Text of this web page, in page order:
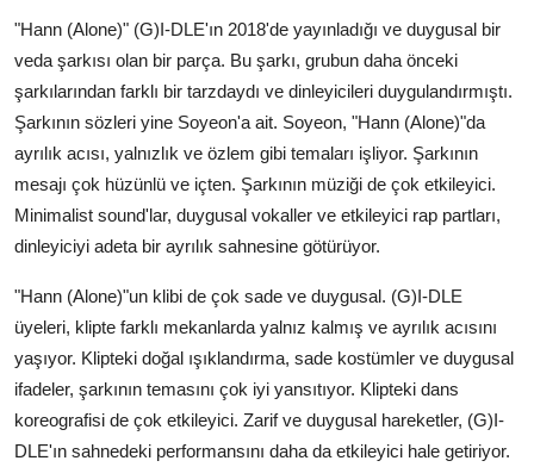
"Hann (Alone)" (G)I-DLE'ın 2018'de yayınladığı ve duygusal bir
veda şarkısı olan bir parça. Bu şarkı, grubun daha önceki
şarkılarından farklı bir tarzdaydı ve dinleyicileri duygulandırmıştı.
Şarkının sözleri yine Soyeon'a ait. Soyeon, "Hann (Alone)"da
ayrılık acısı, yalnızlık ve özlem gibi temaları işliyor. Şarkının
mesajı çok hüzünlü ve içten. Şarkının müziği de çok etkileyici.
Minimalist sound'lar, duygusal vokaller ve etkileyici rap partları,
dinleyiciyi adeta bir ayrılık sahnesine götürüyor.
"Hann (Alone)"un klibi de çok sade ve duygusal. (G)I-DLE
üyeleri, klipte farklı mekanlarda yalnız kalmış ve ayrılık acısını
yaşıyor. Klipteki doğal ışıklandırma, sade kostümler ve duygusal
ifadeler, şarkının temasını çok iyi yansıtıyor. Klipteki dans
koreografisi de çok etkileyici. Zarif ve duygusal hareketler, (G)I-
DLE'ın sahnedeki performansını daha da etkileyici hale getiriyor.